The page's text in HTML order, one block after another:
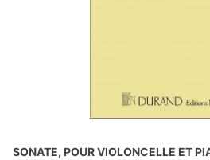
SONATE, POUR VIOLONCELLE ET